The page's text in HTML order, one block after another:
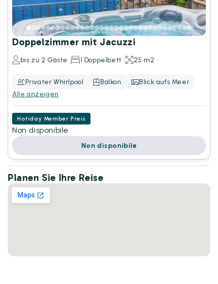
Doppelzimmer mit Jacuzzi
bis zu 2 Gäste 1 Doppelbett 25 m2
Privater Whirlpool Balkon
Blick aufs Meer
Alle anzeigen
Hotiday Member Preis
Non disponibile
Non disponibile
Planen Sie Ihre Reise